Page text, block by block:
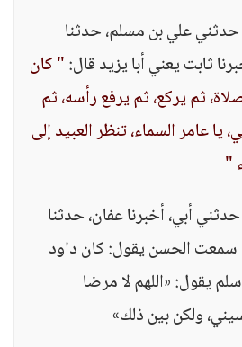
حدثني علي بن مسلم، حدثنا
ثابت يعني أبا يزيد قال:" كان
ثم يركع، ثم يرفع رأسه، ثم
عامر السماء، تنظر العبيد إلى
"
حدثني أبي، أخبرنا عفان، حدثنا
سمعت الحسن يقول: كان داود
يقول: «اللهم لا مرضا
ولكن بين ذلك»